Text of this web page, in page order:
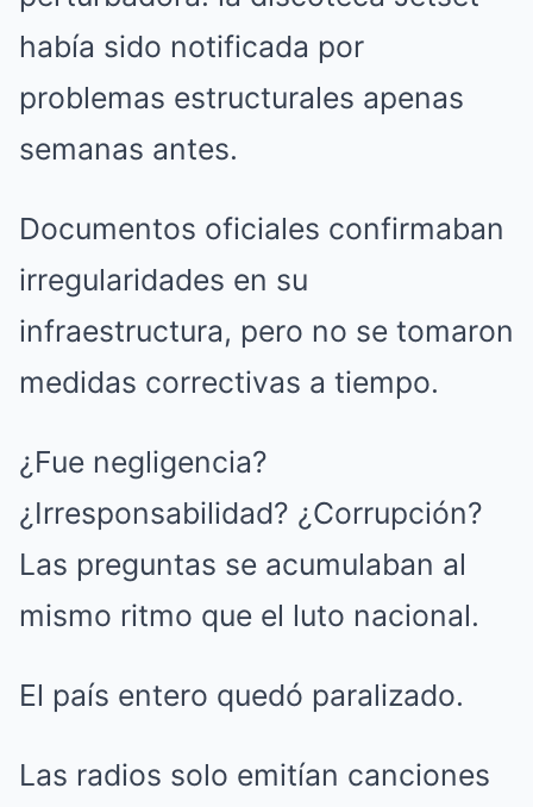
había sido notificada por
problemas estructurales apenas
semanas antes.
Documentos oficiales confirmaban
irregularidades en su
infraestructura, pero no se tomaron
medidas correctivas a tiempo.
¿Fue negligencia?
¿Irresponsabilidad? ¿Corrupción?
Las preguntas se acumulaban al
mismo ritmo que el luto nacional.
El país entero quedó paralizado.
Las radios solo emitían canciones